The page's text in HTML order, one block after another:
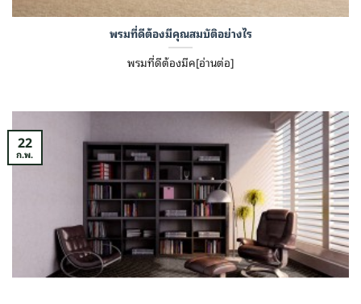
พรมที่ดีต้องมีคุณสมบัติอย่างไร
พรมที่ดีต้องมีค[อ่านต่อ]
22
ก.พ.